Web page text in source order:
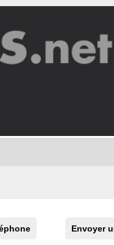
Envoyer